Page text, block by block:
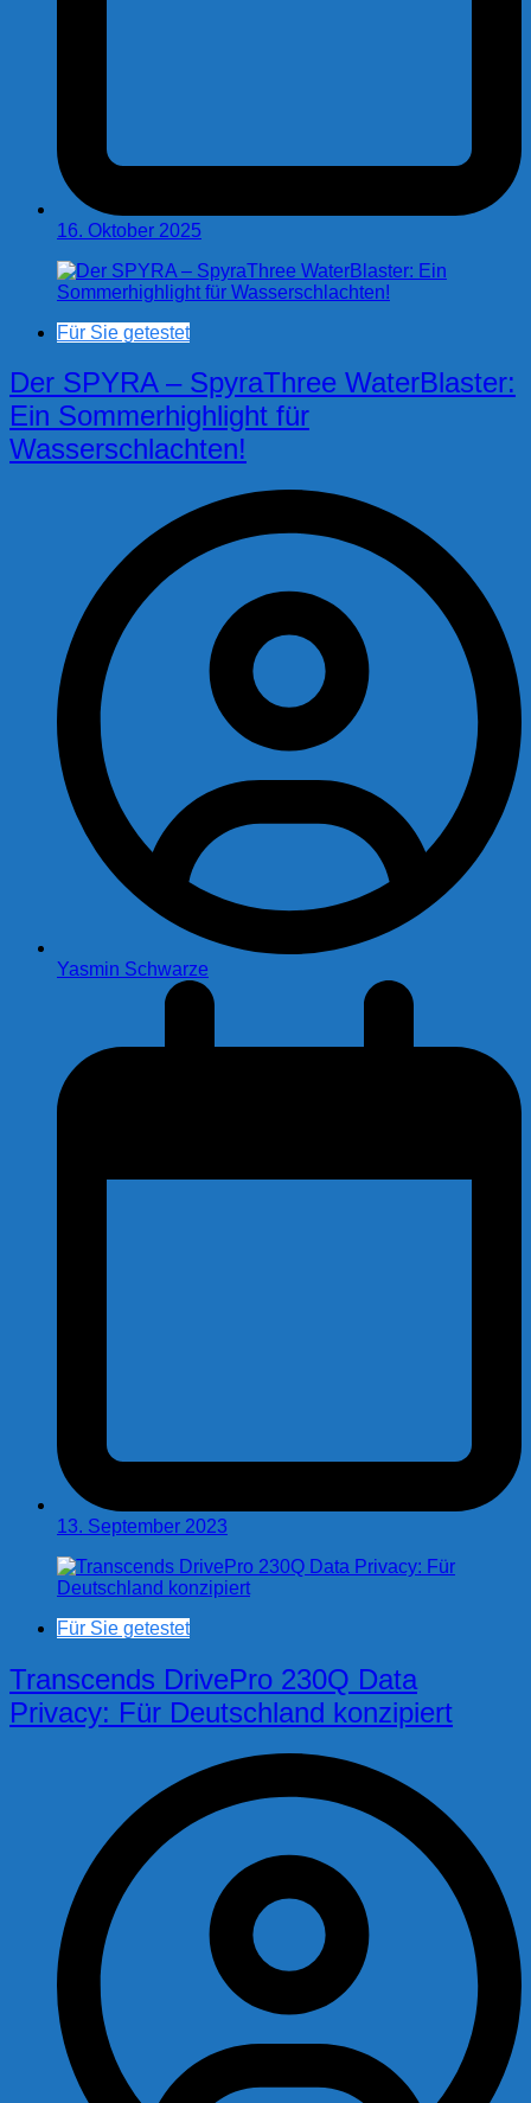
16. Oktober 2025
Für Sie getestet
Der SPYRA – SpyraThree WaterBlaster:
Ein Sommerhighlight für
Wasserschlachten!
Yasmin Schwarze
13. September 2023
Für Sie getestet
Transcends DrivePro 230Q Data
Privacy: Für Deutschland konzipiert